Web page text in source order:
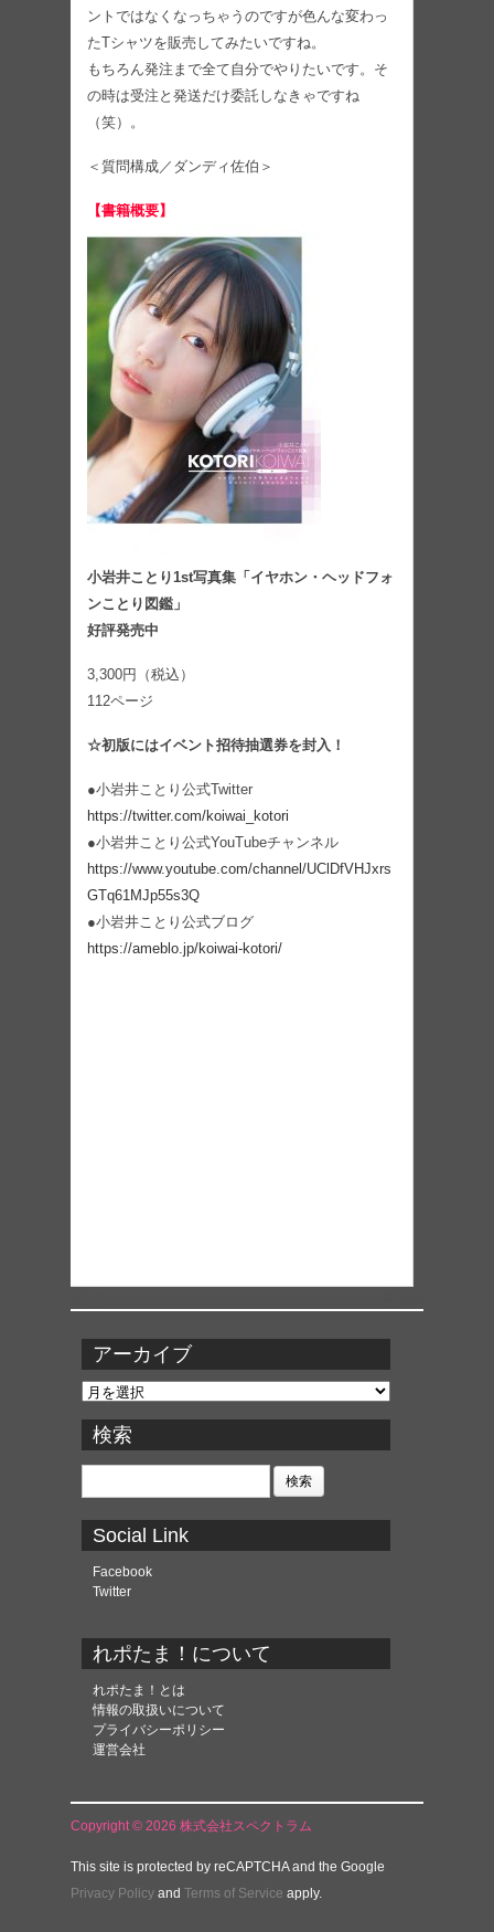
ントではなくなっちゃうのですが色んな変わっ
たTシャツを販売してみたいですね。
もちろん発注まで全て自分でやりたいです。そ
の時は受注と発送だけ委託しなきゃですね
（笑）。
＜質問構成／ダンディ佐伯＞
【書籍概要】
小岩井ことり1st写真集「イヤホン・ヘッドフォ
ンことり図鑑」
好評発売中
3,300円（税込）
112ページ
☆初版にはイベント招待抽選券を封入！
●小岩井ことり公式Twitter
https://twitter.com/koiwai_kotori
●小岩井ことり公式YouTubeチャンネル
https://www.youtube.com/channel/UClDfVHJxrs
GTq61MJp55s3Q
●小岩井ことり公式ブログ
https://ameblo.jp/koiwai-kotori/
アーカイブ
ア
カ
イ
ブ
検索
検
Social Link
Facebook
Twitter
れポたま！について
れポたま！とは
情報の取扱いについて
プライバシーポリシー
運営会社
Copyright © 2026 株式会社スペクトラム
This site is protected by reCAPTCHA and the Google
Privacy Policy and Terms of Service apply.